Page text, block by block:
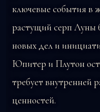
ключевые события в
растущий серп Луны
новых дел и
Юпитер и Плутон
требует внутренней
ценностей.